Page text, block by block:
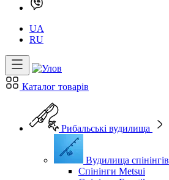
UA
RU
Каталог товарів
Рибальські вудилища
Вудилища спінінгів
Спінінги Metsui